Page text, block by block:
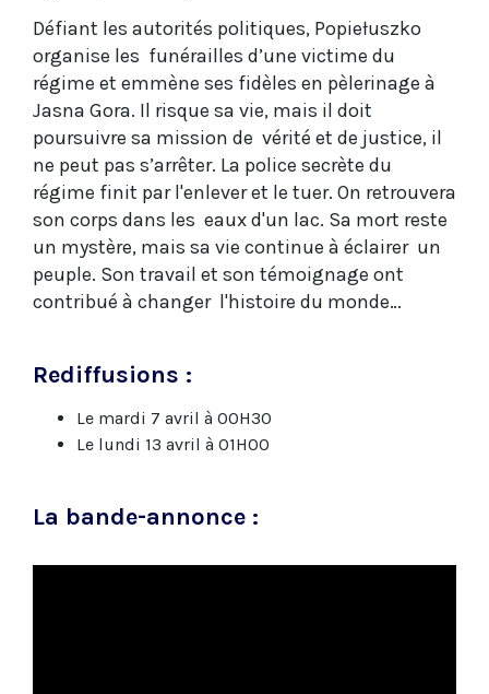
Défiant les autorités politiques, Popiełuszko
organise les funérailles d’une victime du
régime et emmène ses fidèles en pèlerinage à
Jasna Gora. Il risque sa vie, mais il doit
poursuivre sa mission de vérité et de justice, il
ne peut pas s’arrêter. La police secrète du
régime finit par l'enlever et le tuer. On retrouvera
son corps dans les eaux d'un lac. Sa mort reste
un mystère, mais sa vie continue à éclairer un
peuple. Son travail et son témoignage ont
contribué à changer l'histoire du monde…
Rediffusions :
Le mardi 7 avril à 00H30
Le lundi 13 avril à 01H00
La bande-annonce :